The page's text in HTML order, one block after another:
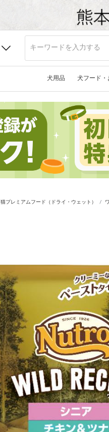
犬用品 犬フード・
猫プレミアムフード（ドライ・ウェット）